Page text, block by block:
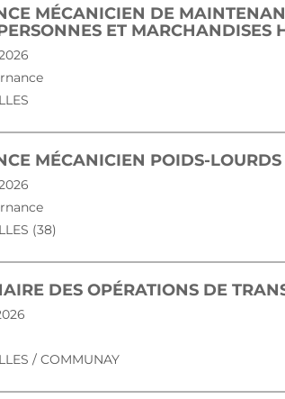
MÉCANICIEN DE
ET MARCHANDISES
MÉCANICIEN POIDS-
(38)
DES OPÉRATIONS DE
/ COMMUNAY